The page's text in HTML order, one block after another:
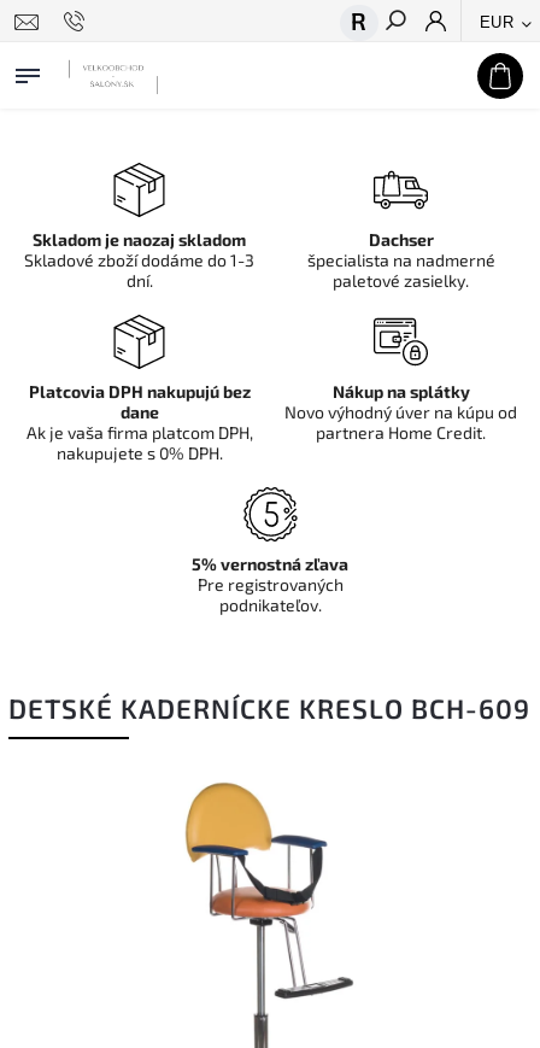
EUR
Hľadať
DETSKÉ KADERNÍCKE KRESLO BCH-609
Skladom je naozaj skladom
Skladové zboží dodáme do 1-3
dní.
Dachser
špecialista na nadmerné
paletové zasielky.
Platcovia DPH nakupujú bez
dane
Ak je vaša firma platcom DPH,
nakupujete s 0% DPH.
Nákup na splátky
Novo výhodný úver na kúpu od
partnera Home Credit.
5% vernostná zľava
Pre registrovaných
podnikateľov.